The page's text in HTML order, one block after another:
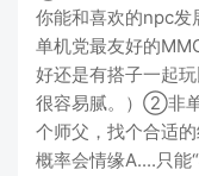
你能和喜欢的npc发
单机党最友好的
好还是有搭子一起
很容易腻。）②非
个师父，找个合适
概率会情缘A....只能